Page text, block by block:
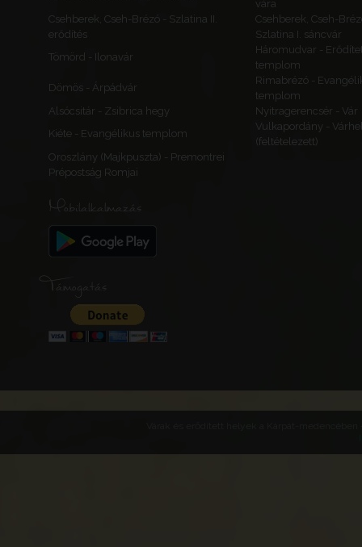
vára
Csehberek, Cseh-Brézó - Szlatina II.
erődítés
Csehberek, Cseh-
Szlatina I. sáncvár
Tömörd - Ilonavár
Háromudvar -
templom
Dömös - Árpádvár
Rimabrézó -
templom
Alsócsitár - Zsibrica hegy
Nyitragerencsér - Vár
Kiéte - Evangélikus templom
Vulkapordány -
(feltételezett)
Oroszlány (Majkpuszta) - Premontrei
Prépostság Romjai
Mobilalkalmazás
Támogatás